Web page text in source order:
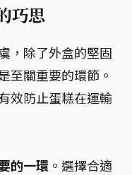
巧思
，除了外盒的堅固
至關重要的環節。
效防止蛋糕在運輸
的一環 。選擇合適